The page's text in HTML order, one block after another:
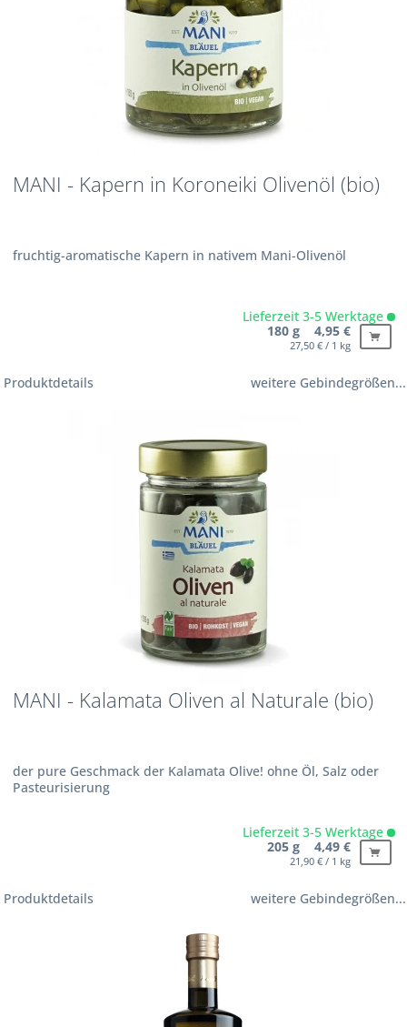
MANI - Kapern in Koroneiki Olivenöl (bio)
fruchtig-aromatische Kapern in nativem Mani-Olivenöl
Lieferzeit 3-5 Werktage
180 g 4,95 €
27,50 € / 1 kg
Produktdetails weitere Gebindegrößen...
MANI - Kalamata Oliven al Naturale (bio)
der pure Geschmack der Kalamata Olive! ohne Öl, Salz oder
Pasteurisierung
Lieferzeit 3-5 Werktage
205 g 4,49 €
21,90 € / 1 kg
Produktdetails weitere Gebindegrößen...